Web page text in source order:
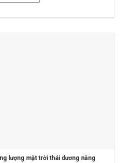
lượng mặt trời thái dương năng